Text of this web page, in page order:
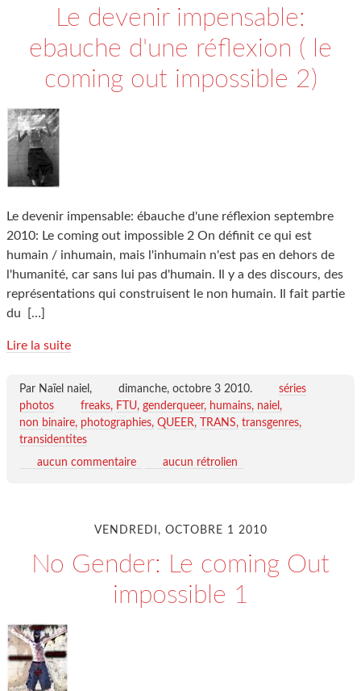
Le devenir impensable:
ebauche d'une réflexion ( le
coming out impossible 2)
Le devenir impensable: ébauche d'une réflexion septembre
2010: Le coming out impossible 2 On définit ce qui est
humain / inhumain, mais l'inhumain n'est pas en dehors de
l'humanité, car sans lui pas d'humain. Il y a des discours, des
représentations qui construisent le non humain. Il fait partie
du
[…]
Lire la suite
Par Naïel naiel, dimanche, octobre 3 2010.
séries
photos
freaks FTU genderqueer humains naiel
non binaire photographies QUEER TRANS transgenres
transidentites
aucun commentaire
aucun rétrolien
VENDREDI, OCTOBRE 1 2010
No Gender: Le coming Out
impossible 1